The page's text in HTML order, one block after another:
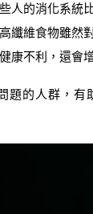
人的消化系統
高纖維食物雖然
康不利，還會
題的人群，有